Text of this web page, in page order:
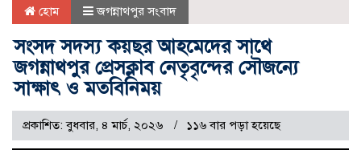
হোম জগন্নাথপুর সংবাদ
সংসদ সদস্য কয়ছর আহমেদের সাথে
জগন্নাথপুর প্রেসক্লাব নেতৃবৃন্দের সৌজন্যে
সাক্ষাৎ ও মতবিনিময়
প্রকাশিত: বুধবার, ৪ মার্চ, ২০২৬ ১১৬ বার পড়া হয়েছে